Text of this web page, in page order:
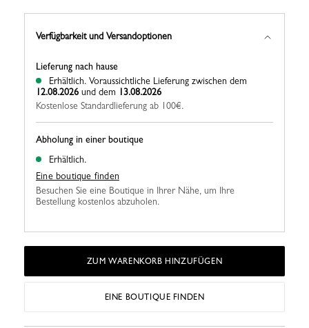
Verfügbarkeit und Versandoptionen
Abholung in einer boutique
Erhältlich.
Eine boutique finden
Besuchen Sie eine Boutique in Ihrer Nähe, um Ihre
Bestellung kostenlos abzuholen.
Lieferung nach hause
Erhältlich. Voraussichtliche Lieferung zwischen dem
12.08.2026 und dem 13.08.2026
Kostenlose Standardlieferung ab 100€.
ZUM WARENKORB HINZUFÜGEN
EINE BOUTIQUE FINDEN